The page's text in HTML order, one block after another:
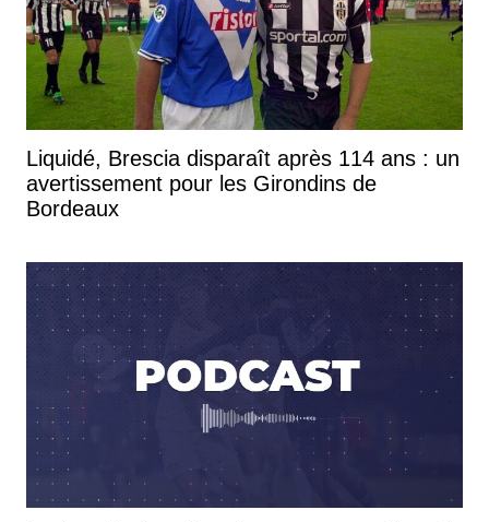
Liquidé, Brescia disparaît après 114 ans : un
avertissement pour les Girondins de
Bordeaux